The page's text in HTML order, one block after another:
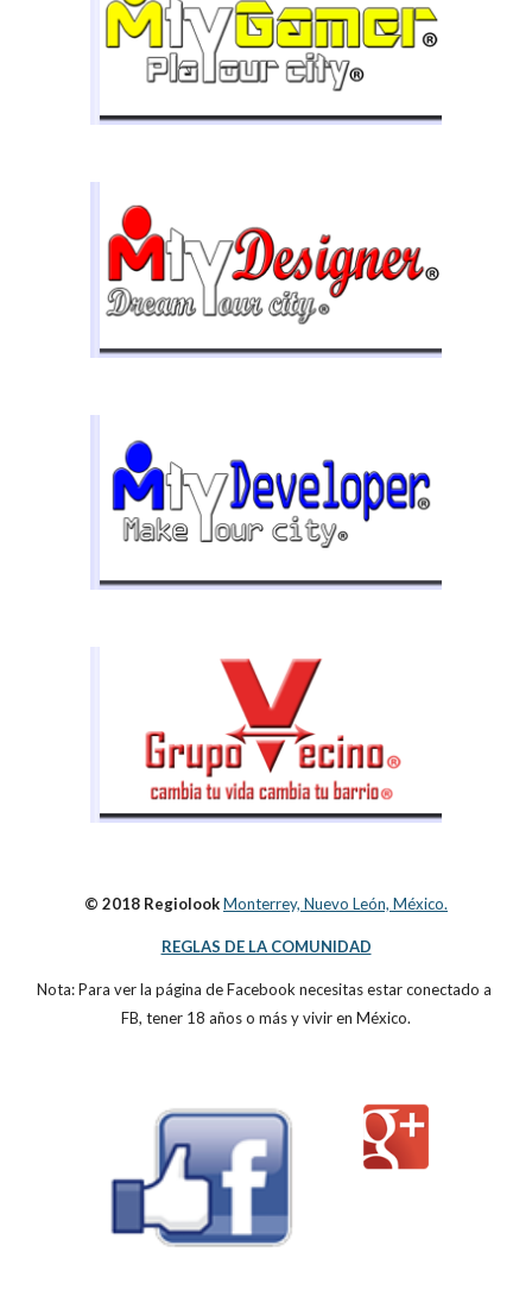
© 2018 RegiolookMonterrey, Nuevo León, México.
REGLAS DE LA COMUNIDAD
Nota: Para ver la página de Facebook necesitas estar conectado a
FB, tener 18 años o más y vivir en México.